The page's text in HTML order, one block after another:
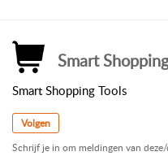
Smart
Smart Shopping Tools
Volgen
Schrijf je in om meldingen van